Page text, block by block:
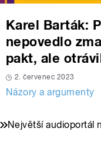
Karel Barták:
nepovedlo
pakt, ale
2. červenec 2023
Názory a argumenty
Největší audioportál